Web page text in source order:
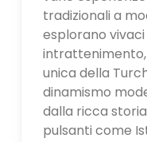
tradizionali a
esplorano
unica della
dinamismo
dalla ricca
pulsanti come